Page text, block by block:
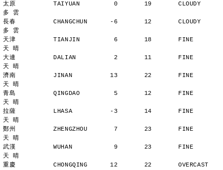
太原          TAIYUAN         0       19       CLOUDY
多 雲
長春          CHANGCHUN      -6       12       CLOUDY
多 雲
天津          TIANJIN         6       18       FINE
天 晴
大連          DALIAN          2       11       FINE
天 晴
濟南          JINAN          13       22       FINE
天 晴
青島          QINGDAO         5       12       FINE
天 晴
拉薩          LHASA          -3       14       FINE
天 晴
鄭州          ZHENGZHOU       7       23       FINE
天 晴
武漢          WUHAN           9       23       FINE
天 晴
重慶          CHONGQING      12       22       OVERCAST